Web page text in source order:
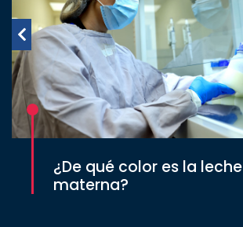
¿De qué color es la leche
materna?